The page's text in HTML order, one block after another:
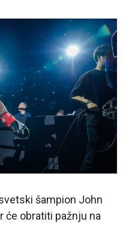
šampion John
će obratiti pažnju na